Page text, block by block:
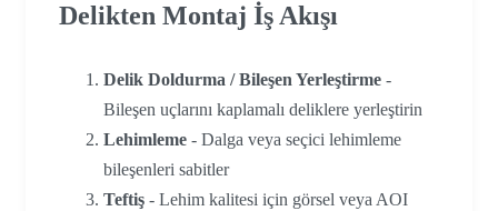
Delikten Montaj İş Akışı
Delik Doldurma / Bileşen Yerleştirme -
Bileşen uçlarını kaplamalı deliklere yerleştirin
Lehimleme - Dalga veya seçici lehimleme
bileşenleri sabitler
Teftiş - Lehim kalitesi için görsel veya AOI